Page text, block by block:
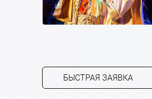
БЫСТРАЯ ЗАЯВКА